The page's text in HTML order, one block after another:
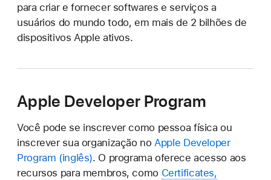
para criar e fornecer softwares e serviços a
usuários do mundo todo, em mais de 2 bilhões de
dispositivos Apple ativos.
Apple Developer Program
Você pode se inscrever como pessoa física ou
inscrever sua organização noApple Developer
Program
. O programa oferece acesso aos
recursos para membros, como Certificates,